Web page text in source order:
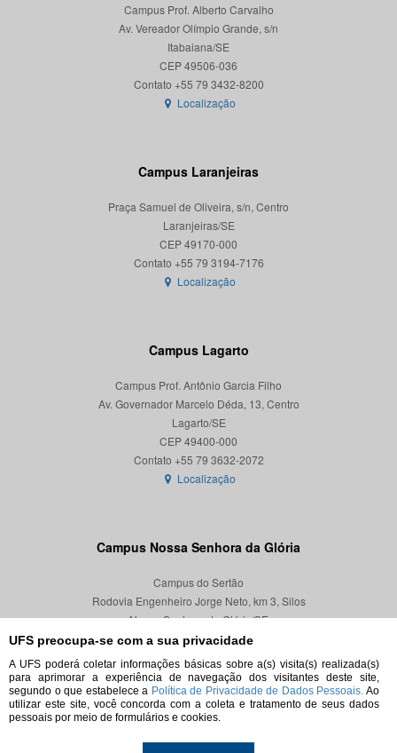
UFS preocupa-se com a sua privacidade
A UFS poderá coletar informações básicas sobre a(s) visita(s) realizada(s)
para aprimorar a experiência de navegação dos visitantes deste site,
segundo o que estabelece a Política de Privacidade de Dados Pessoais. Ao
utilizar este site, você concorda com a coleta e tratamento de seus dados
pessoais por meio de formulários e cookies.
Campus Prof. Alberto Carvalho
Av. Vereador Olímpio Grande, s/n
Itabaiana/SE
CEP 49506-036
Localização
Campus Laranjeiras
Praça Samuel de Oliveira, s/n, Centro
Laranjeiras/SE
CEP 49170-000
Localização
Campus Lagarto
Campus Prof. Antônio Garcia Filho
Av. Governador Marcelo Déda, 13, Centro
Lagarto/SE
CEP 49400-000
Localização
Campus Nossa Senhora da Glória
Campus do Sertão
Rodovia Engenheiro Jorge Neto, km 3, Silos
Nossa Senhora da Glória/SE
CEP 49680-000
Localização